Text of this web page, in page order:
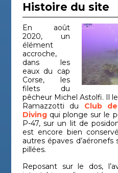
Histoire du site
En août
2020, un
élément
accroche,
dans les
eaux du cap
Corse, les
filets du
pêcheur Michel Astolfi. Il
Ramazzotti du Club
Diving qui plonge sur le
P-47, sur un lit de
est encore bien
autres épaves
pillées.
Reposant sur le dos,